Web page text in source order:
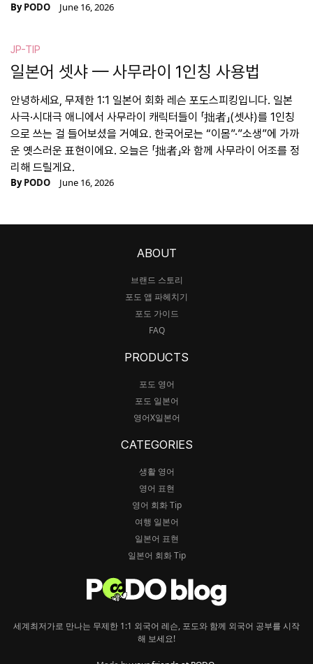
ByPODO June 16, 2026
JP-TIP
일본어 셋샤 — 사무라이 1인칭 사용법
안녕하세요, 무제한 1:1 일본어 회화 레슨 포도스피킹입니다. 일본
사극·시대극 애니에서 사무라이 캐릭터들이 「拙者」(셋샤)를 1인칭
으로 쓰는 걸 들어보셨을 거예요. 한국어로는 “이몸”·”소생”에 가까
운 옛스러운 표현이에요. 오늘은 「拙者」와 함께 사무라이 어조를 정
리해 드릴게요.
ByPODO June 16, 2026
ABOUT
브랜드 스토리
포도 앱 파헤치기
포도 가이드
FAQ
PRODUCTS
포도 영어
포도 일본어
영어X일본어
CATEGORIES
생활 영어
영어 표현
영어 회화 Tip
여행 일본어
일본어 표현
일본어 회화 Tip
세계최저가로 만나는 무제한 1:1 외국어 레슨, 포도와 함께 외국어 공부를 시작
해 보세요!